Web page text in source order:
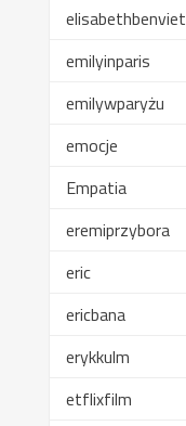
elisabethbenviet
emilyinparis
emilywparyżu
emocje
Empatia
eremiprzybora
eric
ericbana
erykkulm
etflixfilm